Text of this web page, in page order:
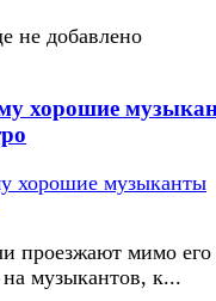
не добавлено
хорошие
проезжают мимо его
музыкантов, к...